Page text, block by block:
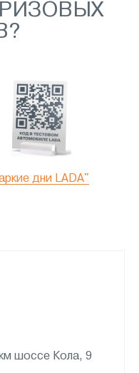
дни LADA"
шоссе Кола, 9